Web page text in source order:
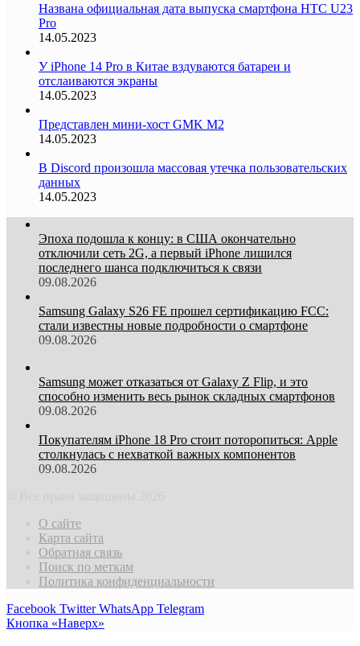
Названа официальная дата выпуска смартфона HTC U23
Pro
14.05.2023
У iPhone 14 Pro в Китае вздуваются батареи и
отслаиваются экраны
14.05.2023
Представлен мини-хост GMK M2
14.05.2023
В Discord произошла массовая утечка пользовательских
данных
14.05.2023
Эпоха подошла к концу: в США окончательно
отключили сеть 2G, а первый iPhone лишился
последнего шанса подключиться к связи
09.08.2026
Samsung Galaxy S26 FE прошел сертификацию FCC:
стали известны новые подробности о смартфоне
09.08.2026
Samsung может отказаться от Galaxy Z Flip, и это
способно изменить весь рынок складных смартфонов
09.08.2026
Покупателям iPhone 18 Pro стоит поторопиться: Apple
столкнулась с нехваткой важных компонентов
09.08.2026
О сайте
Карта сайта
Обратная связь
Поиск по меткам
Политика конфиденциальности
Facebook Twitter WhatsApp Telegram
Кнопка «Наверх»